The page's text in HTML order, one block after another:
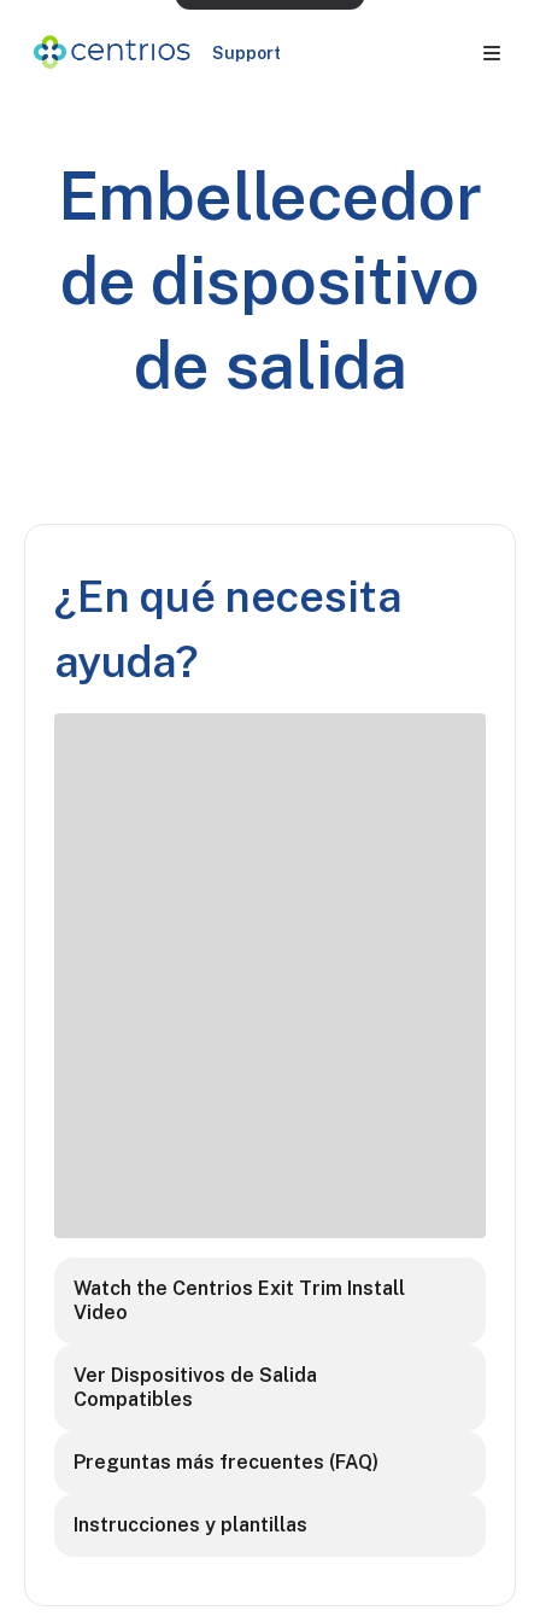
Support
Embellecedor
de dispositivo
de salida
¿En qué necesita
ayuda?
Watch the Centrios Exit Trim Install
Video
Ver Dispositivos de Salida
Compatibles
Preguntas más frecuentes (FAQ)
Instrucciones y plantillas